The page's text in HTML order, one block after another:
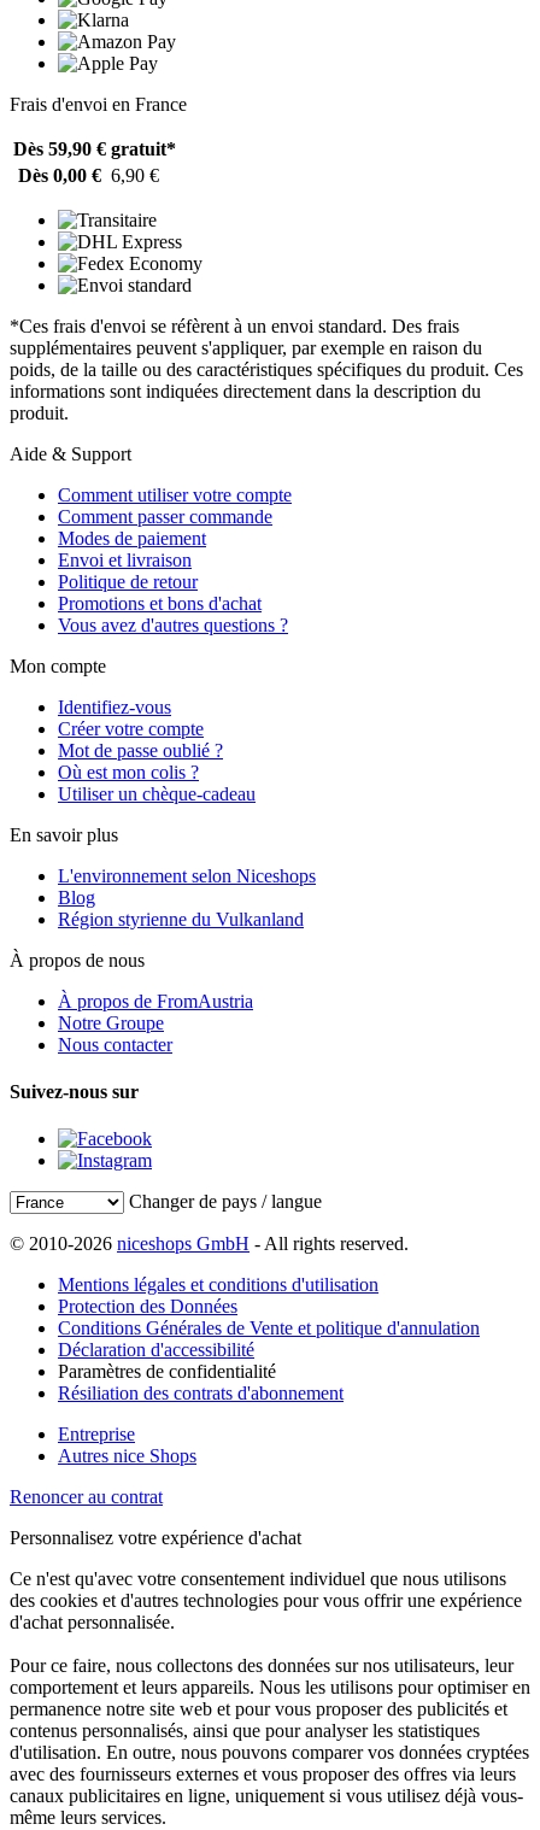
Frais d'envoi en France
Dès 59,90 € gratuit*
Dès 0,00 € 6,90 €
*Ces frais d'envoi se réfèrent à un envoi standard. Des frais
supplémentaires peuvent s'appliquer, par exemple en raison du
poids, de la taille ou des caractéristiques spécifiques du produit. Ces
informations sont indiquées directement dans la description du
produit.
Aide & Support
Comment utiliser votre compte
Comment passer commande
Modes de paiement
Envoi et livraison
Politique de retour
Promotions et bons d'achat
Vous avez d'autres questions ?
Mon compte
Identifiez-vous
Créer votre compte
Mot de passe oublié ?
Où est mon colis ?
Utiliser un chèque-cadeau
En savoir plus
L'environnement selon Niceshops
Blog
Région styrienne du Vulkanland
À propos de nous
À propos de FromAustria
Notre Groupe
Nous contacter
Suivez-nous sur
Changer de pays / langue
© 2010-2026 niceshops GmbH - All rights reserved.
Mentions légales et conditions d'utilisation
Protection des Données
Conditions Générales de Vente et politique d'annulation
Déclaration d'accessibilité
Paramètres de confidentialité
Résiliation des contrats d'abonnement
Entreprise
Autres nice Shops
Renoncer au contrat
Personnalisez votre expérience d'achat
Ce n'est qu'avec votre consentement individuel que nous utilisons
des cookies et d'autres technologies pour vous offrir une expérience
d'achat personnalisée.
Pour ce faire, nous collectons des données sur nos utilisateurs, leur
comportement et leurs appareils. Nous les utilisons pour optimiser en
permanence notre site web et pour vous proposer des publicités et
contenus personnalisés, ainsi que pour analyser les statistiques
d'utilisation. En outre, nous pouvons comparer vos données cryptées
avec des fournisseurs externes et vous proposer des offres via leurs
canaux publicitaires en ligne, uniquement si vous utilisez déjà vous-
même leurs services.